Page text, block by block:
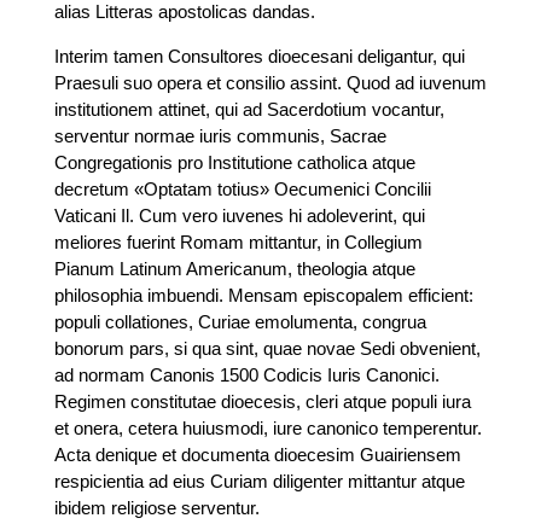
alias Litteras apostolicas dandas.
Interim tamen Consultores dioecesani deligantur, qui
Praesuli suo opera et consilio assint. Quod ad iuvenum
institutionem attinet, qui ad Sacerdotium vocantur,
serventur normae iuris communis, Sacrae
Congregationis pro Institutione catholica atque
decretum «Optatam totius» Oecumenici Concilii
Vaticani Il. Cum vero iuvenes hi adoleverint, qui
meliores fuerint Romam mittantur, in Collegium
Pianum Latinum Americanum, theologia atque
philosophia imbuendi. Mensam episcopalem efficient:
populi collationes, Curiae emolumenta, congrua
bonorum pars, si qua sint, quae novae Sedi obvenient,
ad normam Canonis 1500 Codicis Iuris Canonici.
Regimen constitutae dioecesis, cleri atque populi iura
et onera, cetera huiusmodi, iure canonico temperentur.
Acta denique et documenta dioecesim Guairiensem
respicientia ad eius Curiam diligenter mittantur atque
ibidem religiose serventur.